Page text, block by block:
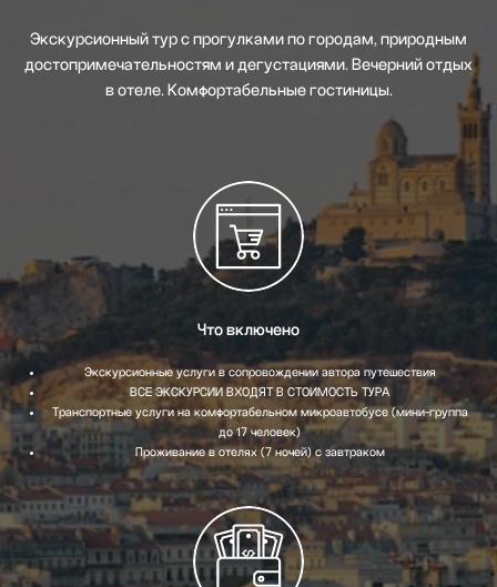
Экскурсионный тур с прогулками по городам, природным
достопримечательностям и дегустациями. Вечерний отдых
в отеле. Комфортабельные гостиницы.
Что включено
Экскурсионные услуги в сопровождении автора путешествия
ВСЕ ЭКСКУРСИИ ВХОДЯТ В СТОИМОСТЬ ТУРА
Транспортные услуги на комфортабельном микроавтобусе (мини-группа
до 17 человек)
Проживание в отелях (7 ночей) с завтраком